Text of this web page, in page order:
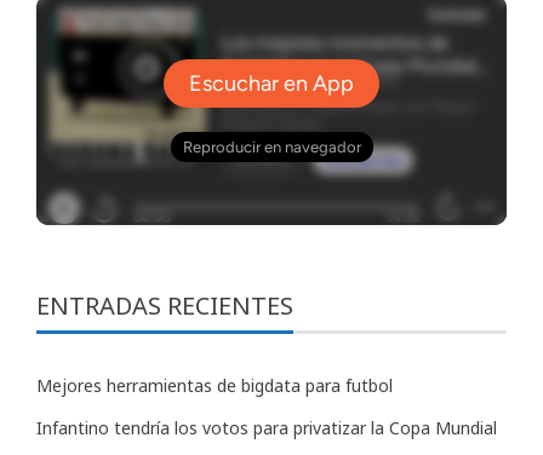
ENTRADAS RECIENTES
Mejores herramientas de bigdata para futbol
Infantino tendría los votos para privatizar la Copa Mundial